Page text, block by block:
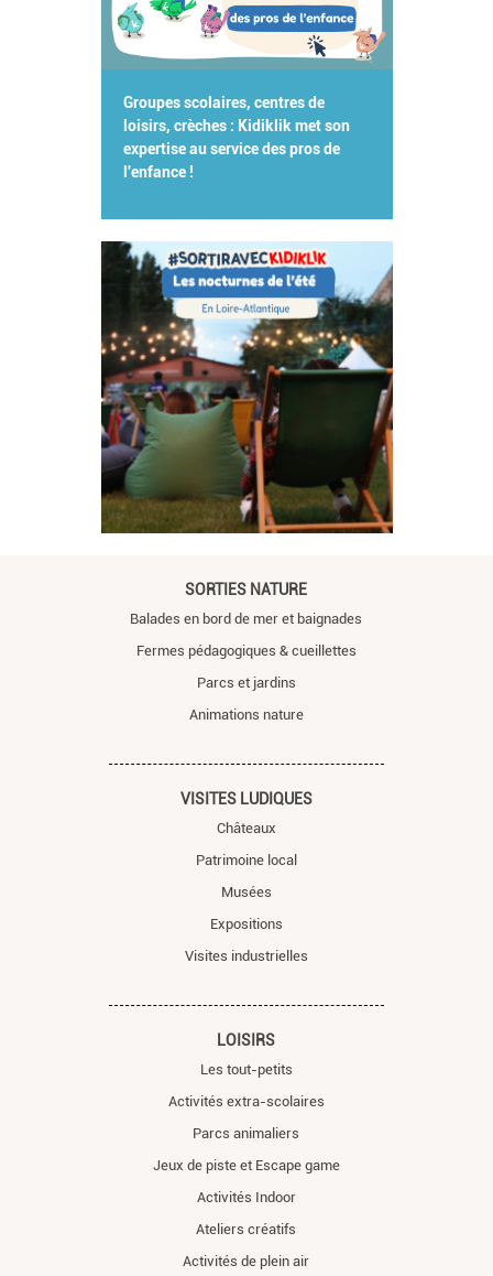
Groupes scolaires, centres de
loisirs, crèches : Kidiklik met son
expertise au service des pros de
l'enfance !
SORTIES NATURE
Balades en bord de mer et baignades
Fermes pédagogiques & cueillettes
Parcs et jardins
Animations nature
VISITES LUDIQUES
Châteaux
Patrimoine local
Musées
Expositions
Visites industrielles
LOISIRS
Les tout-petits
Activités extra-scolaires
Parcs animaliers
Jeux de piste et Escape game
Activités Indoor
Ateliers créatifs
Activités de plein air